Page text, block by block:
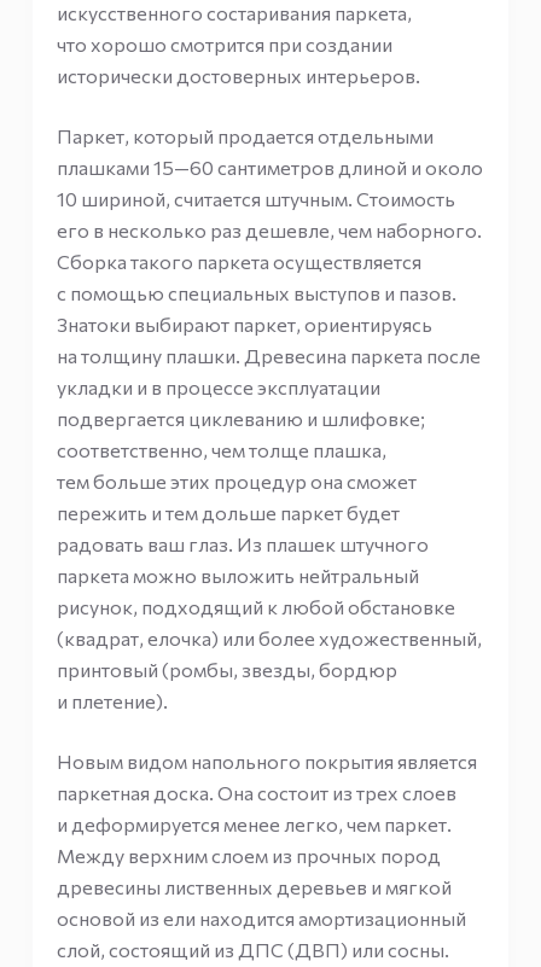
искусственного состаривания паркета,
что хорошо смотрится при создании
исторически достоверных интерьеров.
Паркет, который продается отдельными
плашками 15—60 сантиметров длиной и около
10 шириной, считается штучным. Стоимость
его в несколько раз дешевле, чем наборного.
Сборка такого паркета осуществляется
с помощью специальных выступов и пазов.
Знатоки выбирают паркет, ориентируясь
на толщину плашки. Древесина паркета после
укладки и в процессе эксплуатации
подвергается циклеванию и шлифовке;
соответственно, чем толще плашка,
тем больше этих процедур она сможет
пережить и тем дольше паркет будет
радовать ваш глаз. Из плашек штучного
паркета можно выложить нейтральный
рисунок, подходящий к любой обстановке
(квадрат, елочка) или более художественный,
принтовый (ромбы, звезды, бордюр
и плетение).
Новым видом напольного покрытия является
паркетная доска. Она состоит из трех слоев
и деформируется менее легко, чем паркет.
Между верхним слоем из прочных пород
древесины лиственных деревьев и мягкой
основой из ели находится амортизационный
слой, состоящий из ДПС (ДВП) или сосны.